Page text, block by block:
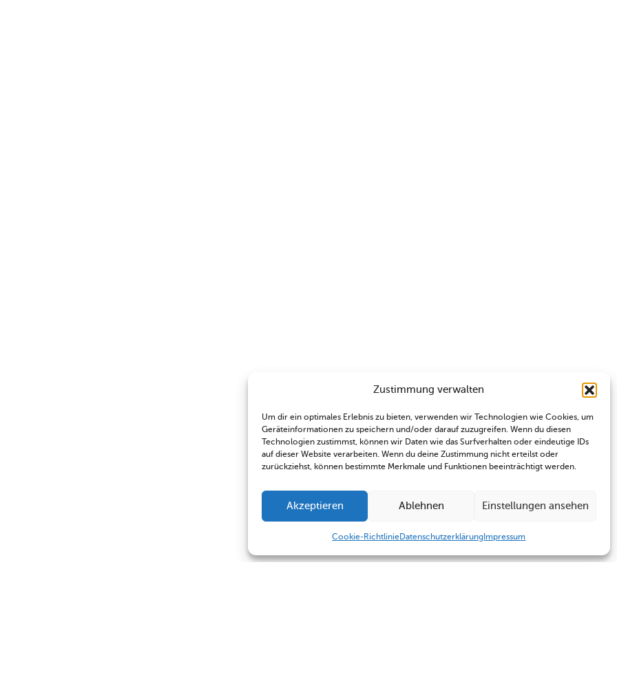
Zustimmung verwalten
Um dir ein optimales Erlebnis zu bieten, verwenden wir Technologien wie Cookies, um
Geräteinformationen zu speichern und/oder darauf zuzugreifen. Wenn du diesen
Technologien zustimmst, können wir Daten wie das Surfverhalten oder eindeutige IDs
auf dieser Website verarbeiten. Wenn du deine Zustimmung nicht erteilst oder
zurückziehst, können bestimmte Merkmale und Funktionen beeinträchtigt werden.
Akzeptieren Ablehnen Einstellungen ansehen
Cookie-RichtlinieDatenschutzerklärung Impressum